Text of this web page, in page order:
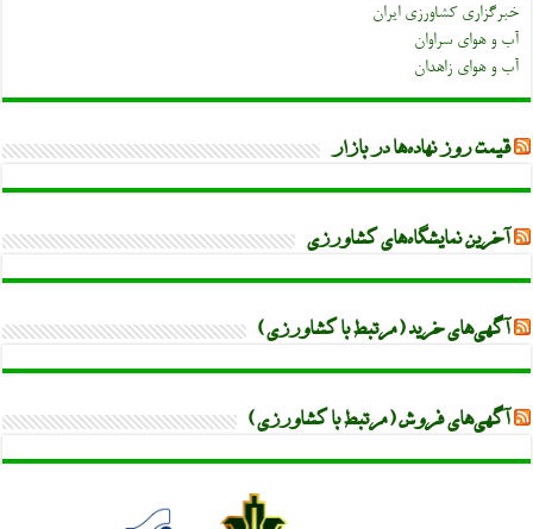
خبرگزاری کشاورزی ایران
آب و هوای سراوان
آب و هوای زاهدان
قیمت روز نهاده‌ها در بازار
آخرین نمایشگاه‌های کشاورزی
آگهی‌های خرید (مرتبط با کشاورزی)
آگهی‌های فروش (مرتبط با کشاورزی)